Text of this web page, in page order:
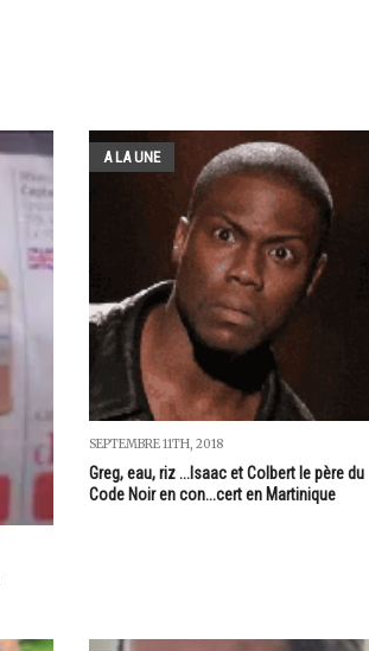
A LA UNE
SEPTEMBRE 11TH, 2018
Greg, eau, riz ...Isaac et Colbert le père du
Code Noir en con...cert en Martinique